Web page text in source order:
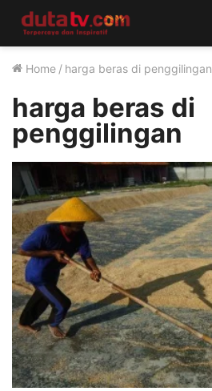
Home / harga beras di penggilingan
harga beras di
penggilingan